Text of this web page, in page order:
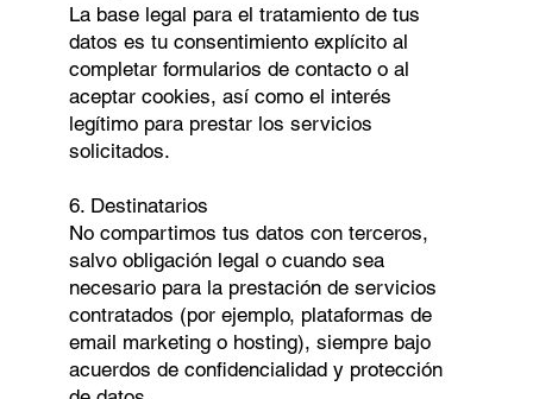
La base legal para el tratamiento de tus
datos es tu consentimiento explícito al
completar formularios de contacto o al
aceptar cookies, así como el interés
legítimo para prestar los servicios
solicitados.
6. Destinatarios
No compartimos tus datos con terceros,
salvo obligación legal o cuando sea
necesario para la prestación de servicios
contratados (por ejemplo, plataformas de
email marketing o hosting), siempre bajo
acuerdos de confidencialidad y protección